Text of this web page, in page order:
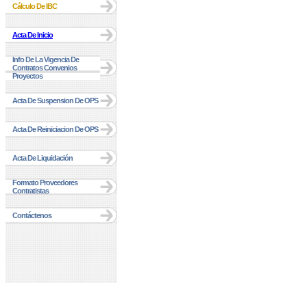
Cálculo De IBC
Acta De Inicio
Info De La Vigencia De
Contratos Convenios
Proyectos
Acta De Suspension De OPS
Acta De Reiniciacion De OPS
Acta De Liquidación
Formato Proveedores
Contratistas
Contáctenos